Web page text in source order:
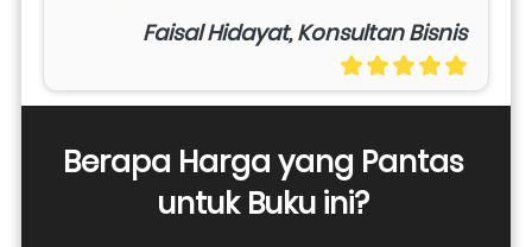
Faisal Hidayat, Konsultan Bisnis
Berapa Harga yang Pantas
untuk Buku ini?